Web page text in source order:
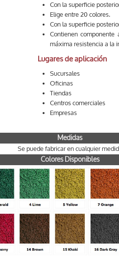
Con la superficie
Elige entre 20 colores.
Con la superficie
Contienen componente
máxima resistencia a la
Lugares de aplicación
Sucursales
Oficinas
Tiendas
Centros comerciales
Empresas
Medidas
Se puede fabricar en cualquier
Colores Disponibles